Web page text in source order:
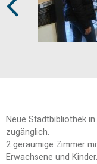
Neue Stadtbibliothek
zugänglich.
2 geräumige Zimmer
Erwachsene und Kinder.